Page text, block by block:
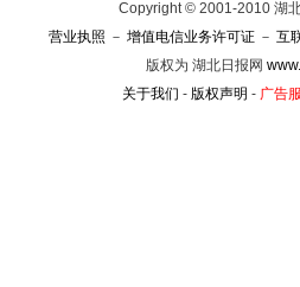
Copyright © 2001-2010 湖
营业执照 － 增值电信业务许可证 － 互
版权为 湖北日报网
关于我们 - 版权声明 - 广告